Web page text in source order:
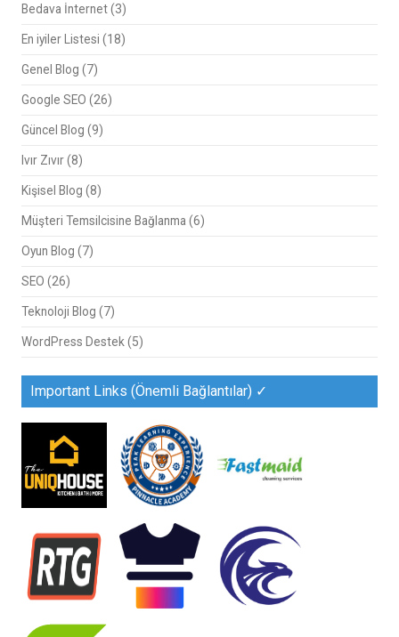
Bedava İnternet(3)
En iyiler Listesi (18)
Genel Blog (7)
Google SEO (26)
Güncel Blog (9)
Ivır Zıvır(8)
Kişisel Blog (8)
Müşteri Temsilcisine Bağlanma (6)
Oyun Blog (7)
SEO (26)
Teknoloji Blog (7)
WordPress Destek (5)
Important Links (Önemli Bağlantılar) ✓